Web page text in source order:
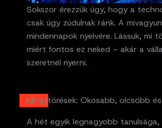
Sokszor érezzük úgy, hogy a
csak úgy zúdulnak ránk. A
mindennapok nyelvére. Lássuk, mi
miért fontos ez neked – akár a
szeretnél nyerni.
MI-áttörések: Okosabb, olcsóbb
A hét egyik legnagyobb